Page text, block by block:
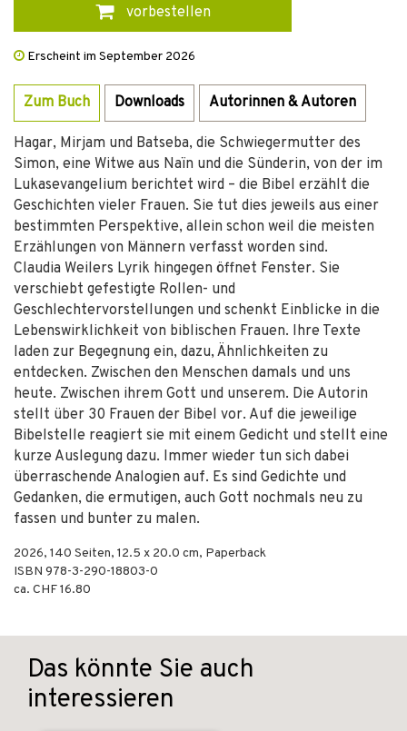
vorbestellen
Erscheint im September 2026
Zum Buch Downloads Autorinnen & Autoren
Hagar, Mirjam und Batseba, die Schwiegermutter des
Simon, eine Witwe aus Naïn und die Sünderin, von der im
Lukasevangelium berichtet wird – die Bibel erzählt die
Geschichten vieler Frauen. Sie tut dies jeweils aus einer
bestimmten Perspektive, allein schon weil die meisten
Erzählungen von Männern verfasst worden sind.
Claudia Weilers Lyrik hingegen öffnet Fenster. Sie
verschiebt gefestigte Rollen- und
Geschlechtervorstellungen und schenkt Einblicke in die
Lebenswirklichkeit von biblischen Frauen. Ihre Texte
laden zur Begegnung ein, dazu, Ähnlichkeiten zu
entdecken. Zwischen den Menschen damals und uns
heute. Zwischen ihrem Gott und unserem. Die Autorin
stellt über 30 Frauen der Bibel vor. Auf die jeweilige
Bibelstelle reagiert sie mit einem Gedicht und stellt eine
kurze Auslegung dazu. Immer wieder tun sich dabei
überraschende Analogien auf. Es sind Gedichte und
Gedanken, die ermutigen, auch Gott nochmals neu zu
fassen und bunter zu malen.
2026, 140 Seiten, 12.5 x 20.0 cm, Paperback
ISBN 978-3-290-18803-0
ca. CHF 16.80
Das könnte Sie auch
interessieren